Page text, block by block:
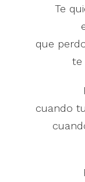
Te
que
te
cuando